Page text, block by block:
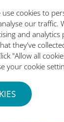
cookies to
our traffic.
and analytics
they've
"Allow all
your cookie
è